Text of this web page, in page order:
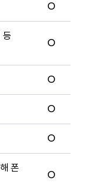
O
등
O
O
O
O
폰
O